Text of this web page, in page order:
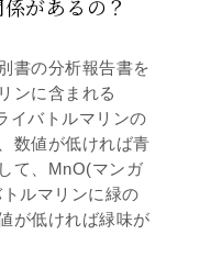
があるの？
書の分析報告書を
ンに含まれる
イバトルマリンの
数値が低ければ青
て、MnO(マンガ
ルマリンに緑の
が低ければ緑味が